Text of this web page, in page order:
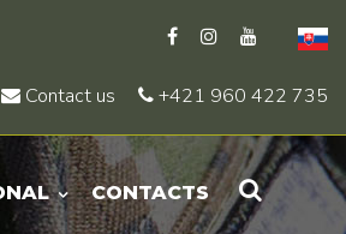
Contact us +421 960 422 735
CONTACTS